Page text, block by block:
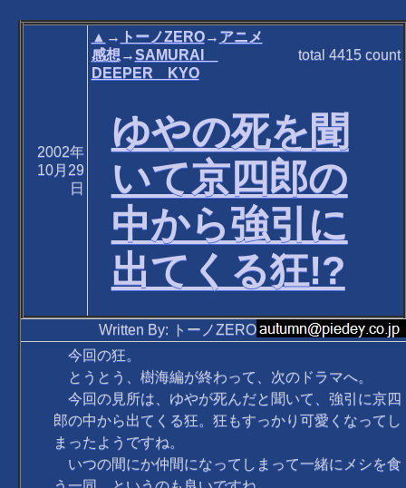
2002年
10月29
日
▲ → トーノZERO→ アニメ
感想 →SAMURAI
DEEPER KYO
total 4415count
ゆやの死を聞
いて京四郎の
中から強引に
出てくる狂!?
Written By: トーノZERO
今回の狂。
とうとう、樹海編が終わって、次のドラマへ。
今回の見所は、ゆやが死んだと聞いて、強引に京四
郎の中から出てくる狂。狂もすっかり可愛くなってし
まったようですね。
いつの間にか仲間になってしまって一緒にメシを食